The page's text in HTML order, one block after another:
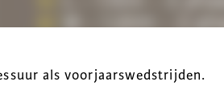
als voorjaarswedstrijden.